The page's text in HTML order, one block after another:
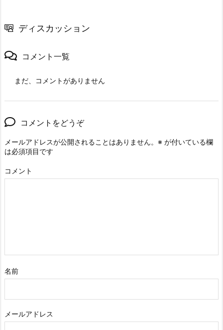
ディスカッション
コメント一覧
まだ、コメントがありません
コメントをどうぞ
メールアドレスが公開されることはありません。 ※ が付いている欄
は必須項目です
コメント
名前
メールアドレス